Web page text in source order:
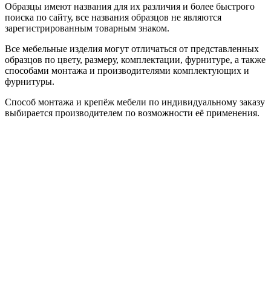
Образцы имеют названия для их различия и более быстрого
поиска по сайту, все названия образцов не являются
зарегистрированным товарным знаком.
Все мебельные изделия могут отличаться от представленных
образцов по цвету, размеру, комплектации, фурнитуре, а также
способами монтажа и производителями комплектующих и
фурнитуры.
Способ монтажа и крепёж мебели по индивидуальному заказу
выбирается производителем по возможности её применения.